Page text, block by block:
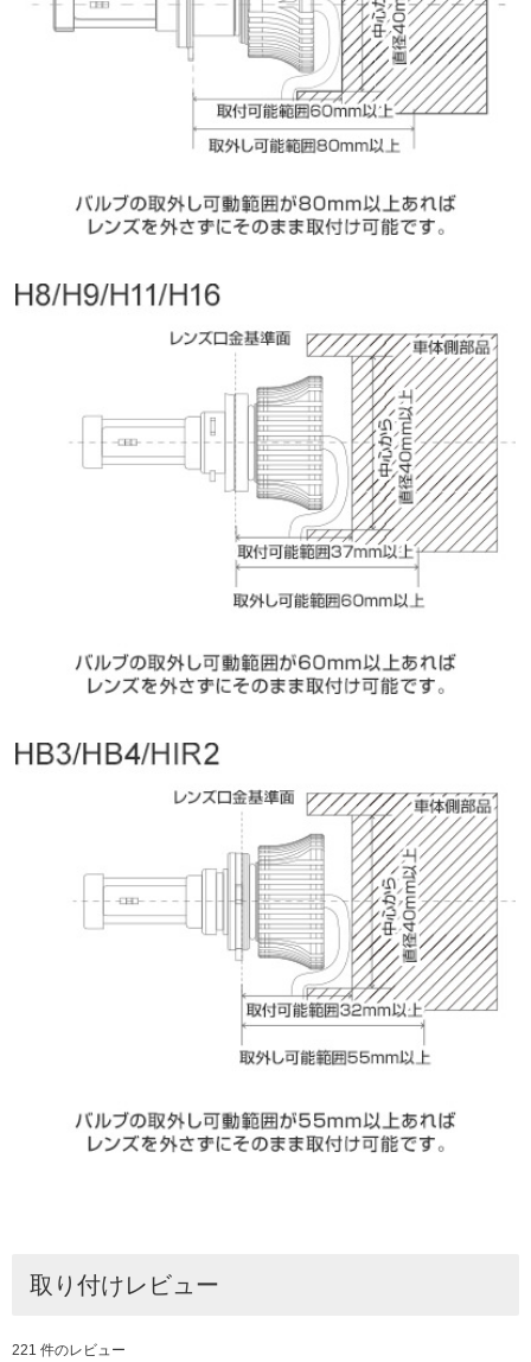
取り付けレビュー
221 件のレビュー